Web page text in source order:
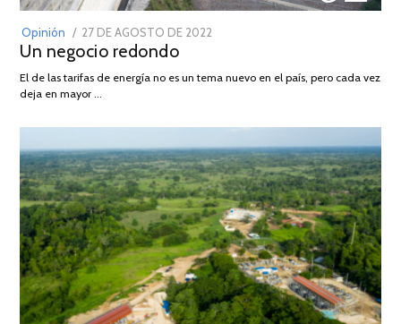
Opinión
POSTED
ON
27 DE AGOSTO DE 2022
DE
Un negocio redondo
El de las tarifas de energía no es un tema nuevo en el país, pero cada vez
deja en mayor …